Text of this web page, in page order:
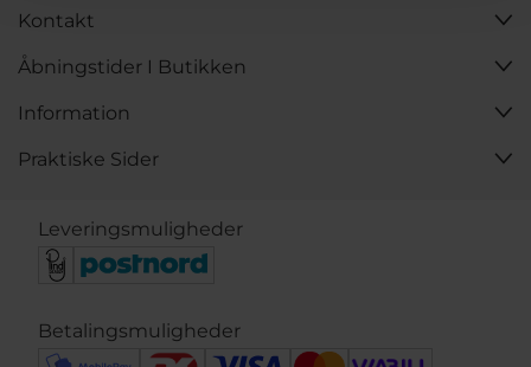
Kontakt
Åbningstider I Butikken
Information
Praktiske Sider
Leveringsmuligheder
Betalingsmuligheder